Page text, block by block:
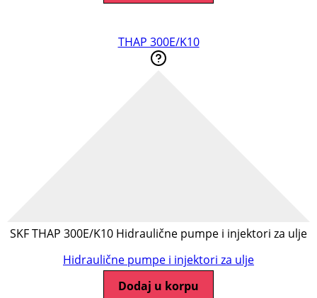
THAP 300E/K10
SKF THAP 300E/K10 Hidraulične pumpe i injektori za ulje
Hidraulične pumpe i injektori za ulje
Dodaj u korpu